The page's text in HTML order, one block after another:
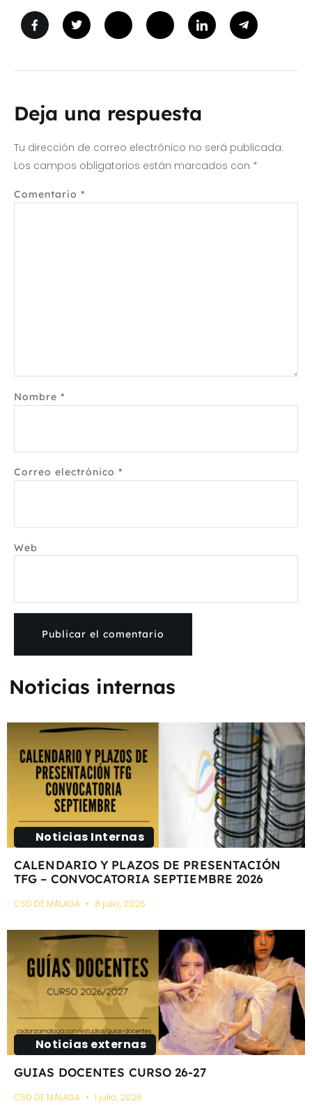
Deja una respuesta
Tu dirección de correo electrónico no será publicada.
Los campos obligatorios están marcados con *
Comentario *
Nombre *
Correo electrónico *
Web
Noticias internas
Noticias Internas
CALENDARIO Y PLAZOS DE PRESENTACIÓN
TFG – CONVOCATORIA SEPTIEMBRE 2026
CSD DE MÁLAGA 8 julio, 2026
Noticias externas
GUIAS DOCENTES CURSO 26-27
CSD DE MÁLAGA 1 julio, 2026